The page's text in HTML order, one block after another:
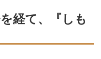
経て、『しも